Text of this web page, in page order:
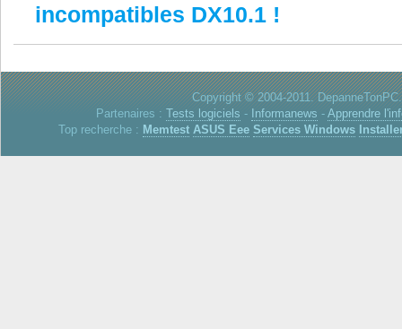
incompatibles DX10.1 !
Copyright © 2004-2011.
Partenaires : Tests logiciels - Informanews - Apprendre
Top recherche : Memtest ASUS Eee Services Windows